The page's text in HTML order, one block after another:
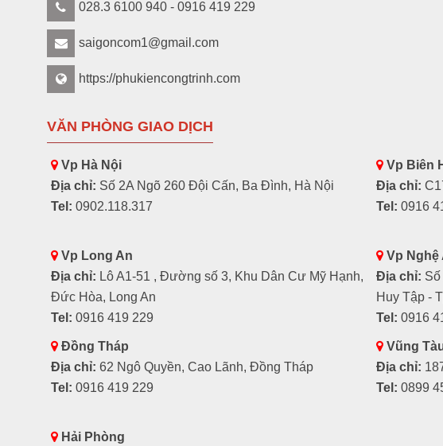
028.3 6100 940 - 0916 419 229
saigoncom1@gmail.com
https://phukiencongtrinh.com
VĂN PHÒNG GIAO DỊCH
Vp Hà Nội
Địa chỉ: Số 2A Ngõ 260 Đội Cấn, Ba Đình, Hà Nội
Tel: 0902.118.317
Vp Biên
Địa chỉ:
Tel: 0916
Vp Long An
Địa chỉ: Lô A1-51 , Đường số 3, Khu Dân Cư Mỹ Hạnh,
Đức Hòa, Long An
Tel: 0916 419 229
Vp Nghệ
Địa chỉ:
Huy Tập -
Tel: 0916
Đồng Tháp
Địa chỉ: 62 Ngô Quyền, Cao Lãnh, Đồng Tháp
Tel: 0916 419 229
Vũng
Địa chỉ:
Tel: 0899
Hải Phòng